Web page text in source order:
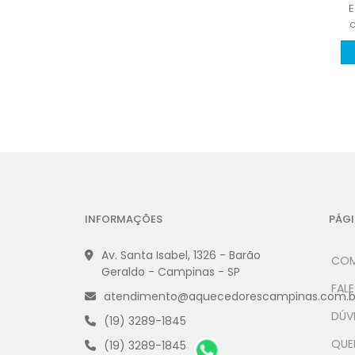
INFORMAÇÕES
Av. Santa Isabel, 1326 - Barão
Geraldo - Campinas - SP
(19) 3289-1845
(19) 3289-1845